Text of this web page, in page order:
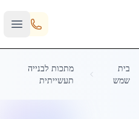
בית
שמש
מתכות לבנייה
תעשייתית